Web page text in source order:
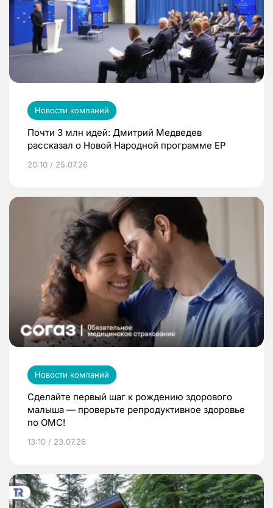
Новости компаний
Почти 3 млн идей: Дмитрий Медведев
рассказал о Новой Народной программе ЕР
20:10 / 25.07.26
Новости компаний
Сделайте первый шаг к рождению здорового
малыша — проверьте репродуктивное здоровье
по ОМС!
13:10 / 23.07.26